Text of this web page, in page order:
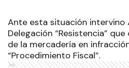
Ante esta situación intervino
Delegación “Resistencia”
de la mercadería en
“Procedimiento Fiscal”.
Ads